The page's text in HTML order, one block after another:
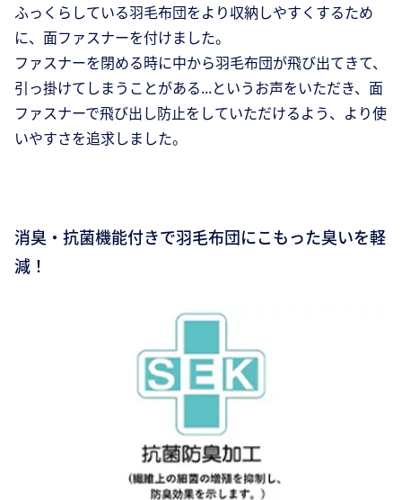
ふっくらしている羽毛布団をより収納しやすくするため
に、面ファスナーを付けました。
ファスナーを閉める時に中から羽毛布団が飛び出てきて、
引っ掛けてしまうことがある...というお声をいただき、面
ファスナーで飛び出し防止をしていただけるよう、より使
いやすさを追求しました。
消臭・抗菌機能付きで羽毛布団にこもった臭いを軽
減！